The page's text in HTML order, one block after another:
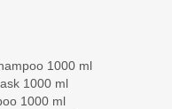
1000 ml
1000 ml
1000 ml